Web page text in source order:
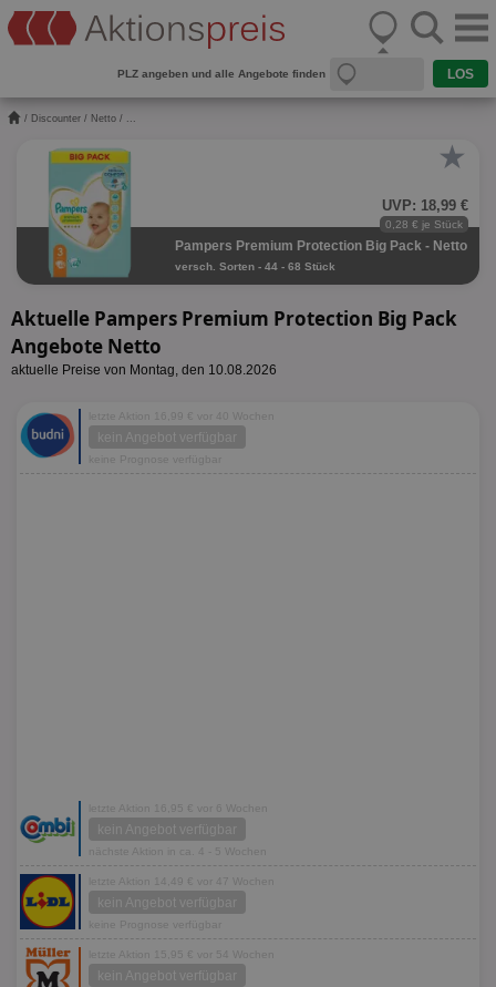
PLZ angeben und alle Angebote finden
/ Discounter / Netto / ...
★
UVP: 18,99 €
0,28 € je Stück
Pampers Premium Protection Big Pack - Netto
versch. Sorten - 44 - 68 Stück
Aktuelle Pampers Premium Protection Big Pack
Angebote Netto
aktuelle Preise von Montag, den 10.08.2026
letzte Aktion 16,99 € vor 40 Wochen
kein Angebot verfügbar
keine Prognose verfügbar
letzte Aktion 16,95 € vor 6 Wochen
kein Angebot verfügbar
nächste Aktion in ca. 4 - 5 Wochen
letzte Aktion 14,49 € vor 47 Wochen
kein Angebot verfügbar
keine Prognose verfügbar
letzte Aktion 15,95 € vor 54 Wochen
kein Angebot verfügbar